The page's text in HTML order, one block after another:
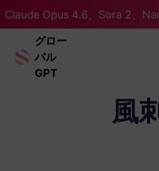
Claude Opus 4.6、Sora 2、
グロー
バル
GPT
風